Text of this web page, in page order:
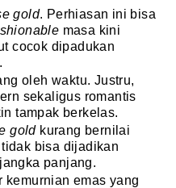
gold. Perhiasan ini bisa
masa kini
cocok dipadukan
oleh waktu. Justru,
sekaligus romantis
tampak berkelas.
goldkurang bernilai
bisa dijadikan
panjang.
kemurnian emas yang